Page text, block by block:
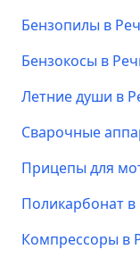
Бензопилы в
Бензокосы в
Летние души в
Сварочные
Прицепы для
Поликарбонат
Компрессоры в